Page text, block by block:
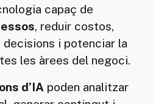
capaç de
, reduir costos,
decisions i potenciar la
les àrees del negoci.
d’IA poden analitzar